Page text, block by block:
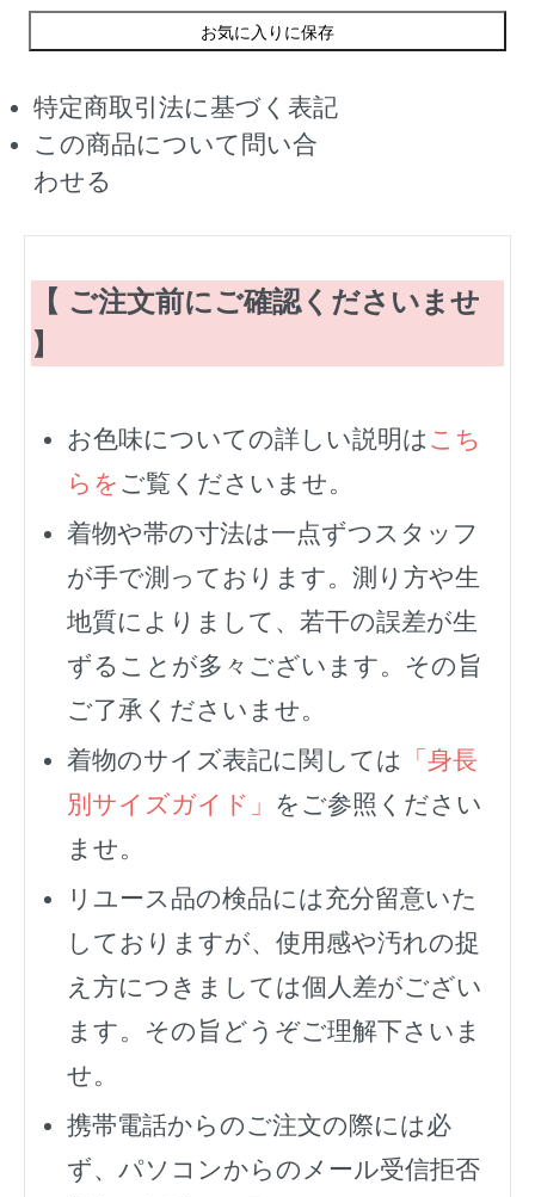
お気に入りに保存
特定商取引法に基づく表記
この商品について問い合
わせる
【 ご注文前にご確認くださいませ
】
お色味についての詳しい説明は こち
らを ご覧くださいませ。
着物や帯の寸法は一点ずつスタッフ
が手で測っております。測り方や生
地質によりまして、若干の誤差が生
ずることが多々ございます。その旨
ご了承くださいませ。
着物のサイズ表記に関しては
「身長
別サイズガイド」 をご参照ください
ませ。
リユース品の検品には充分留意いた
しておりますが、使用感や汚れの捉
え方につきましては個人差がござい
ます。その旨どうぞご理解下さいま
せ。
携帯電話からのご注文の際には必
ず、 パソコンからのメール受信拒否